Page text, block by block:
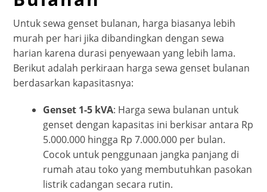
Untuk sewa genset bulanan, harga biasanya lebih
murah per hari jika dibandingkan dengan sewa
harian karena durasi penyewaan yang lebih lama.
Berikut adalah perkiraan harga sewa genset bulanan
berdasarkan kapasitasnya:
Genset 1-5 kVA: Harga sewa bulanan untuk
genset dengan kapasitas ini berkisar antara Rp
5.000.000 hingga Rp 7.000.000 per bulan.
Cocok untuk penggunaan jangka panjang di
rumah atau toko yang membutuhkan pasokan
listrik cadangan secara rutin.